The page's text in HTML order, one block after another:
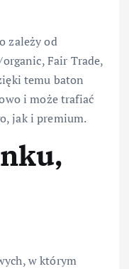
zależy od
Fair Trade,
temu baton
i może trafiać
jak i premium.
w którym